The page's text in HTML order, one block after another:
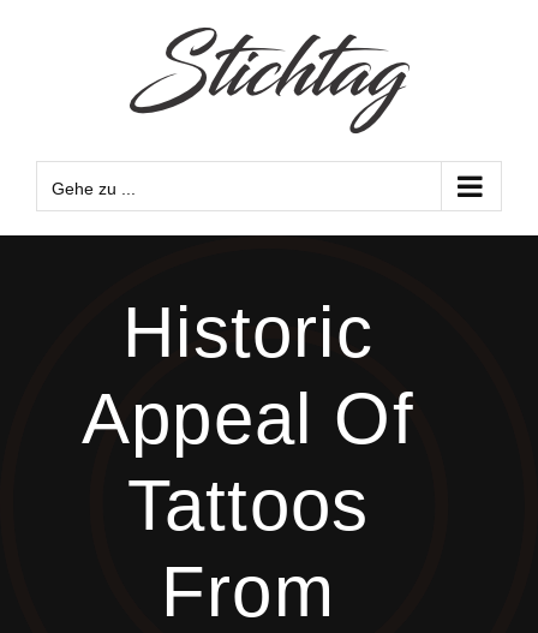
Gehe zu ...
Historic
Appeal Of
Tattoos
From